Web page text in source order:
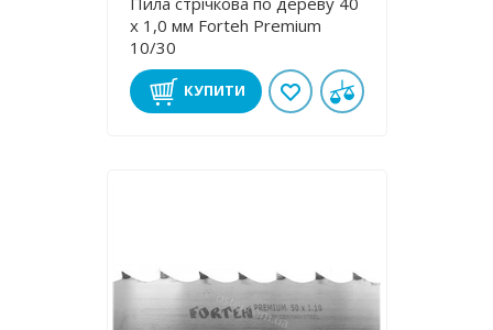
х 1,0 мм Forteh Premium
10/30
КУПИТИ